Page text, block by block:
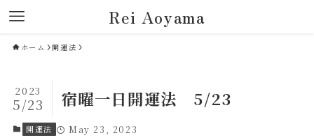
Rei Aoyama
ホーム 開運法
宿曜一日開運法 5/23
2023
5/23
開運法 May 23, 2023